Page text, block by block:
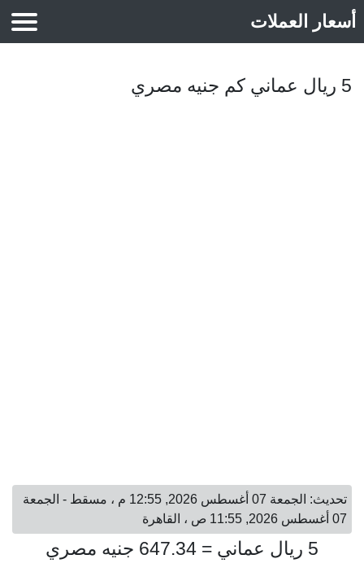
أسعار العملات
5 ريال عماني كم جنيه مصري
تحديث: الجمعة 07 أغسطس 2026, 12:55 م ، مسقط - الجمعة
07 أغسطس 2026, 11:55 ص ، القاهرة
5 ريال عماني = 647.34 جنيه مصري